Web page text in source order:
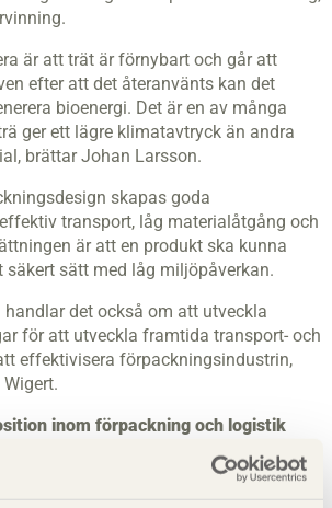
är att trät är förnybart och går att
efter att det återanvänts kan det
bioenergi. Det är en av många
ger ett lägre klimatavtryck än andra
brättar Johan Larsson.
skapas goda
transport, låg materialåtgång och
är att en produkt ska kunna
säkert sätt med låg miljöpåverkan.
handlar det också om att utveckla
för att utveckla framtida transport- och
effektivisera förpackningsindustrin,
inom förpackning och logistik
kubikmeter sågade trävaror som Sverige
2017 användes cirka 13 procent till pallar